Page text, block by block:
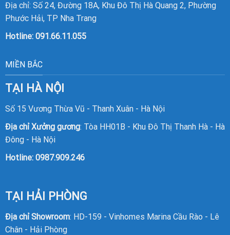
Địa chỉ: Số 24, Đường 18A, Khu Đô Thị Hà Quang 2, Phường
Phước Hải, TP Nha Trang
Hotline: 091.66.11.055
MIỀN BẮC
TẠI HÀ NỘI
Số 15 Vương Thừa Vũ - Thanh Xuân - Hà Nội
Địa chỉ Xưởng gương: Tòa HH01B - Khu Đô Thị Thanh Hà - Hà
Đông - Hà Nội
Hotline: 0987.909.246
TẠI HẢI PHÒNG
Địa chỉ Showroom: HD-159 - Vinhomes Marina Cầu Rào - Lê
Chân - Hải Phòng